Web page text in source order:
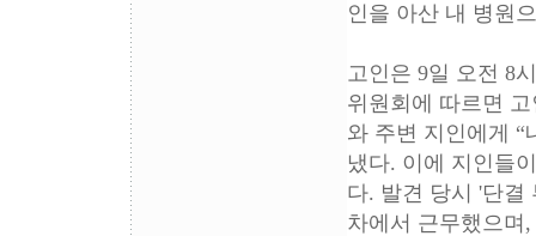
인을 아산 내 병원
고인은 9일 오전 8
위원회에 따르면
와 주변 지인에게 “
냈다. 이에 지인들
다. 발견 당시 '단결
차에서 근무했으며